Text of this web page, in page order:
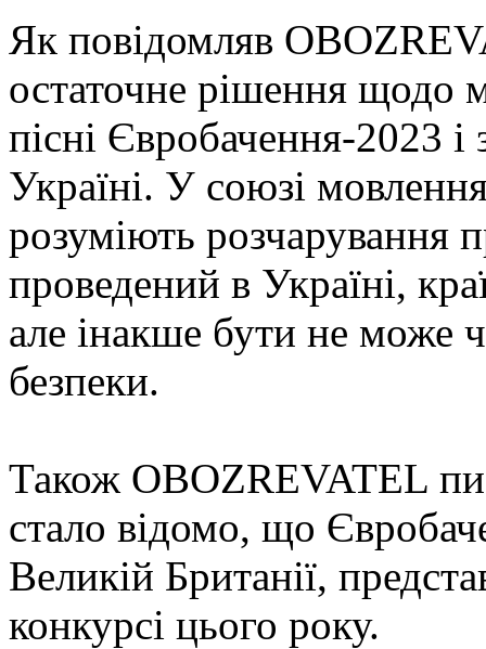
Як повідомляв
остаточне рішення щодо
пісні Євробачення-2023
Україні. У союзі
розуміють розчарування
проведений в Україні,
але інакше бути не може
безпеки.
Також OBOZREVATEL
стало відомо, що
Великій Британії,
конкурсі цього року.